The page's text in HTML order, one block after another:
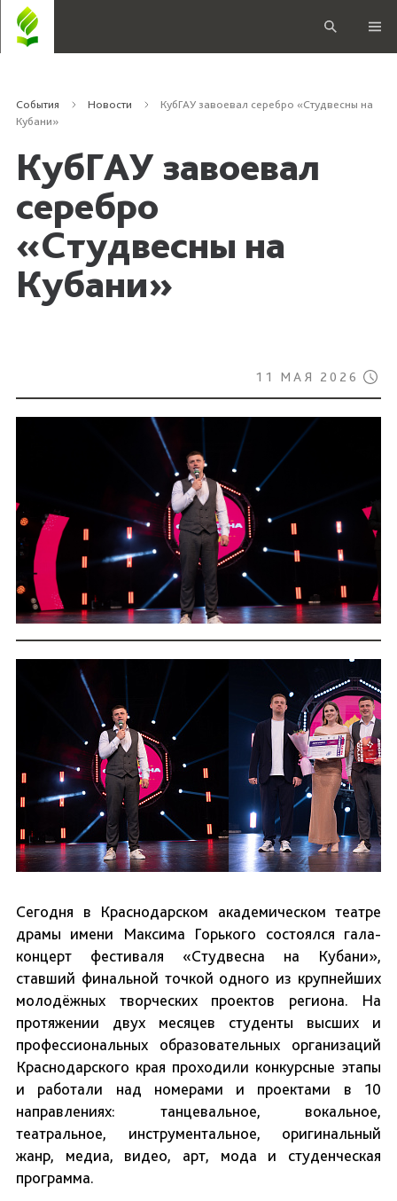
События Новости
КубГАУ завоевал серебро «Студвесны на
Кубани»
КубГАУ завоевал
серебро
«Студвесны на
Кубани»
11 МАЯ 2026
Сегодня в Краснодарском академическом театре
драмы имени Максима Горького состоялся гала-
концерт фестиваля «Студвесна на Кубани»,
ставший финальной точкой одного из крупнейших
молодёжных творческих проектов региона. На
протяжении двух месяцев студенты высших и
профессиональных образовательных организаций
Краснодарского края проходили конкурсные этапы
и работали над номерами и проектами в 10
направлениях: танцевальное, вокальное,
театральное, инструментальное, оригинальный
жанр, медиа, видео, арт, мода и студенческая
программа.